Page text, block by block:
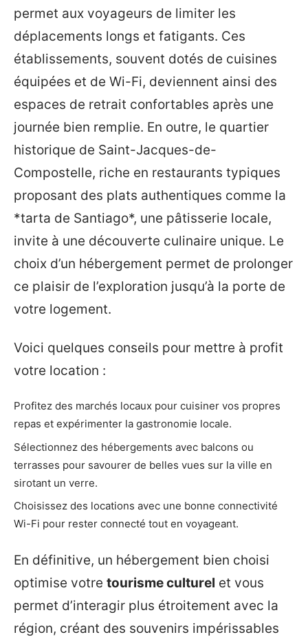
permet aux voyageurs de limiter les
déplacements longs et fatigants. Ces
établissements, souvent dotés de cuisines
équipées et de Wi-Fi, deviennent ainsi des
espaces de retrait confortables après une
journée bien remplie. En outre, le quartier
historique de Saint-Jacques-de-
Compostelle, riche en restaurants typiques
proposant des plats authentiques comme la
*tarta de Santiago*, une pâtisserie locale,
invite à une découverte culinaire unique. Le
choix d’un hébergement permet de prolonger
ce plaisir de l’exploration jusqu’à la porte de
votre logement.
Voici quelques conseils pour mettre à profit
votre location :
Profitez des marchés locaux pour cuisiner vos propres
repas et expérimenter la gastronomie locale.
Sélectionnez des hébergements avec balcons ou
terrasses pour savourer de belles vues sur la ville en
sirotant un verre.
Choisissez des locations avec une bonne connectivité
Wi-Fi pour rester connecté tout en voyageant.
En définitive, un hébergement bien choisi
optimise votre tourisme culturel et vous
permet d’interagir plus étroitement avec la
région, créant des souvenirs impérissables